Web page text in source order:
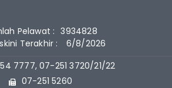
Pelawat : 3934828
Terakhir :
6/8/2026
7777, 07-251 3720/21/22
07-251 5260